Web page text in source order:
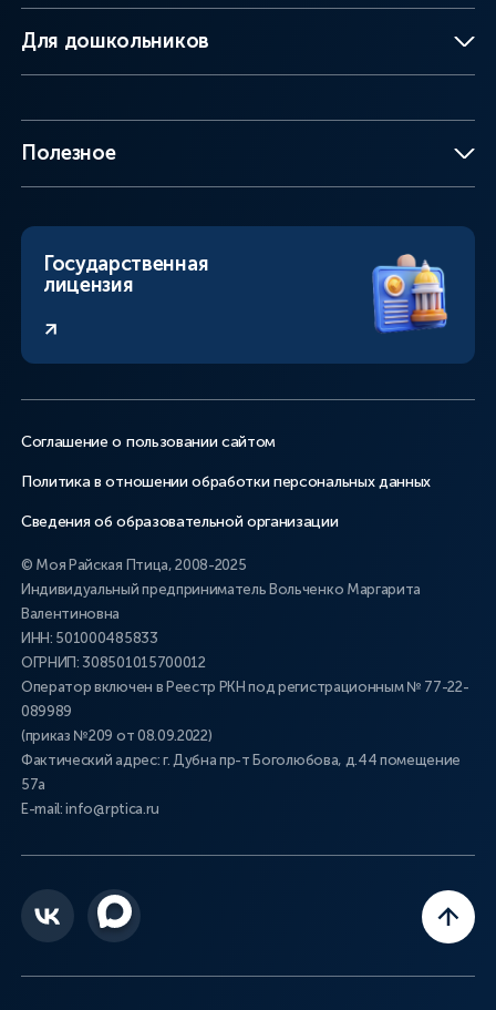
Для дошкольников
Полезное
Государственная
лицензия
Соглашение о пользовании сайтом
Политика в отношении обработки персональных данных
Сведения об образовательной организации
© Моя Райская Птица, 2008-2025
Индивидуальный предприниматель Вольченко Маргарита
Валентиновна
ИНН: 501000485833
ОГРНИП: 308501015700012
Оператор включен в Реестр РКН под регистрационным № 77-22-
089989
(приказ №209 от 08.09.2022)
Фактический адрес: г. Дубна пр-т Боголюбова, д.44 помещение
57а
E-mail: info@rptica.ru